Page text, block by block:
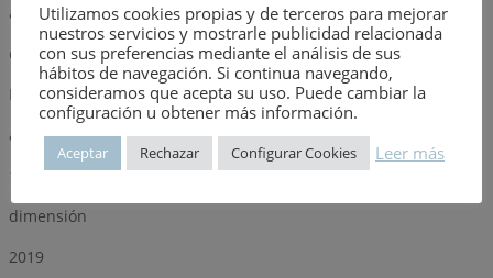
autor
editorial
EDITORIAL CIVITAS, S.A.
año
1979
dimensión
2019
Utilizamos cookies propias y de terceros para mejorar
nuestros servicios y mostrarle publicidad relacionada
con sus preferencias mediante el análisis de sus
hábitos de navegación. Si continua navegando,
consideramos que acepta su uso. Puede cambiar la
configuración u obtener más información.
Aceptar Rechazar Configurar Cookies Leer más